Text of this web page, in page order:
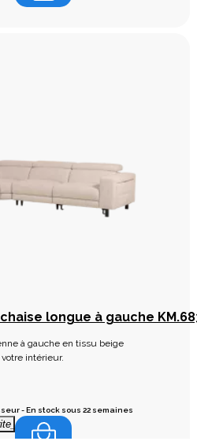
longue à gauche
à gauche en tissu beige
intérieur.
- En stock sous 22 semaines